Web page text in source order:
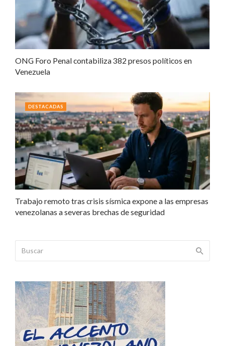
ONG Foro Penal contabiliza 382 presos políticos en
Venezuela
Trabajo remoto tras crisis sísmica expone a las empresas
venezolanas a severas brechas de seguridad
DESTACADAS